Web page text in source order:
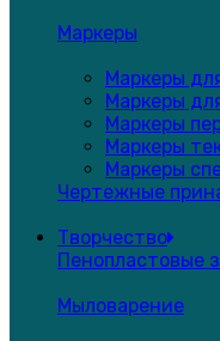
Маркеры
Маркеры
Маркеры
Маркеры
Маркеры
Маркеры
Чертежные
Творчество
Пенопластовые
Мыловарение